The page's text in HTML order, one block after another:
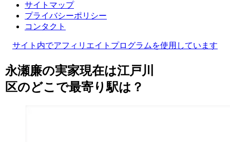
サイトマップ
プライバシーポリシー
コンタクト
サイト内でアフィリエイトプログラムを使用しています
永瀬廉の実家現在は江戸川
区のどこで最寄り駅は？